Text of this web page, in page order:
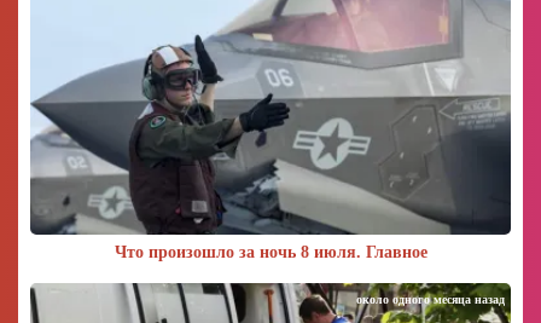
Что произошло за ночь 8 июля. Главное
около одного месяца назад